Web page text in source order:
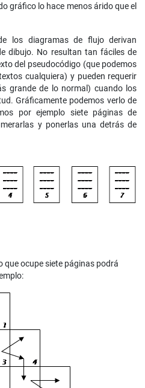
gráfico lo hace menos árido que el
los diagramas de flujo derivan
dibujo. No resultan tan fáciles de
del pseudocódigo (que podemos
cualquiera) y pueden requerir
grande de lo normal) cuando los
Gráficamente podemos verlo de
por ejemplo siete páginas de
y ponerlas una detrás de
que ocupe siete páginas podrá